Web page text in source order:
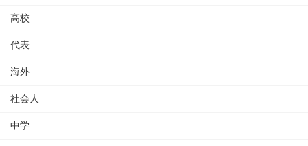
高校
代表
海外
社会人
中学